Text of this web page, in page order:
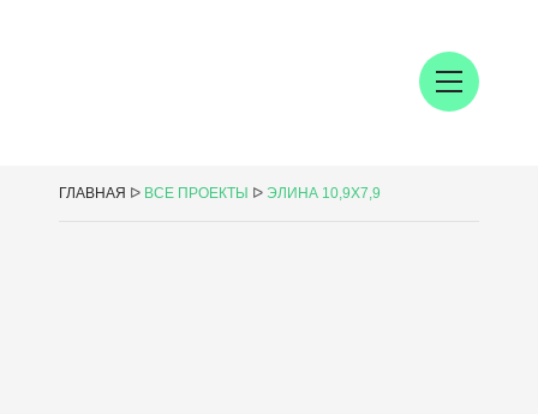
ГЛАВНАЯ ᐅ ВСЕ ПРОЕКТЫ ᐅ ЭЛИНА 10,9Х7,9